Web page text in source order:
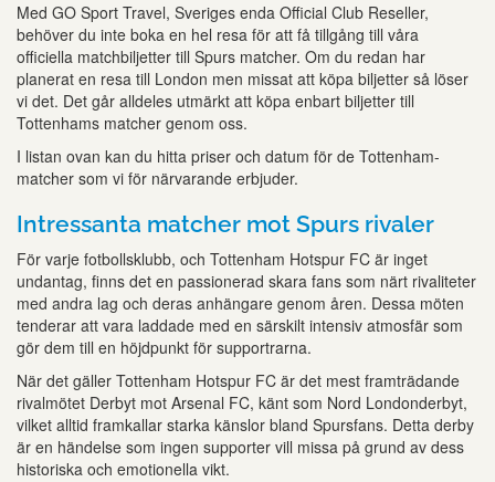
Med GO Sport Travel, Sveriges enda Official Club Reseller,
behöver du inte boka en hel resa för att få tillgång till våra
officiella matchbiljetter till Spurs matcher. Om du redan har
planerat en resa till London men missat att köpa biljetter så löser
vi det. Det går alldeles utmärkt att köpa enbart biljetter till
Tottenhams matcher genom oss.
I listan ovan kan du hitta priser och datum för de Tottenham-
matcher som vi för närvarande erbjuder.
Intressanta matcher mot Spurs rivaler
För varje fotbollsklubb, och Tottenham Hotspur FC är inget
undantag, finns det en passionerad skara fans som närt rivaliteter
med andra lag och deras anhängare genom åren. Dessa möten
tenderar att vara laddade med en särskilt intensiv atmosfär som
gör dem till en höjdpunkt för supportrarna.
När det gäller Tottenham Hotspur FC är det mest framträdande
rivalmötet Derbyt mot Arsenal FC, känt som Nord Londonderbyt,
vilket alltid framkallar starka känslor bland Spursfans. Detta derby
är en händelse som ingen supporter vill missa på grund av dess
historiska och emotionella vikt.